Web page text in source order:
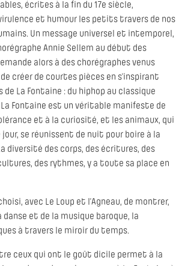
écrites à la fin du 17e siècle,
et humour les petits travers de nos
Un message universel et intemporel,
Annie Sellem au début des
alors à des chorégraphes venus
créer de courtes pièces en s’inspirant
de La Fontaine : du hiphop au classique
La Fontaine est un véritable manifeste de
et à la curiosité, et les animaux, qui
se réunissent de nuit pour boire à la
diversité des corps, des écritures, des
des rythmes, y a toute sa place en
avec Le Loup et l’Agneau, de montrer,
danse et de la musique baroque, la
à travers le miroir du temps.
ceux qui ont le goût dicile permet à la